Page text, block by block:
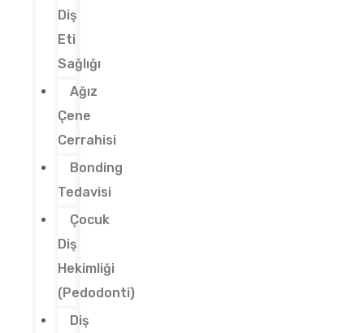
Diş
Eti
Sağlığı
Ağız
Çene
Cerrahisi
Bonding
Tedavisi
Çocuk
Diş
Hekimliği
(Pedodonti)
Diş